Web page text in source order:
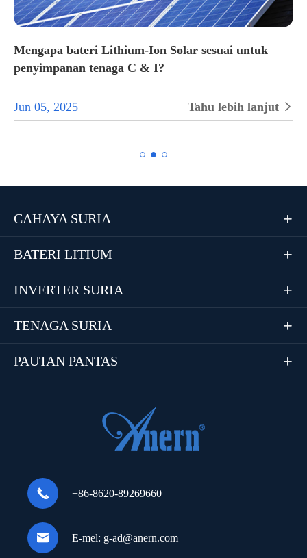
Mengapa bateri Lithium-Ion Solar sesuai untuk
penyimpanan tenaga C & I?
Jun 05, 2025 Tahu lebih lanjut 
CAHAYA SURIA 
BATERI LITIUM 
INVERTER SURIA 
TENAGA SURIA 
PAUTAN PANTAS 
 +86-8620-89269660
 E-mel: g-ad@anern.com